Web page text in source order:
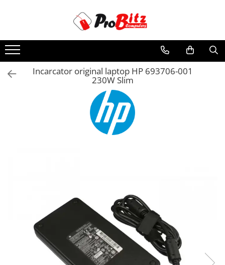
Laptopuri si accesorii
Laptopuri
Hard Disk-uri Refurbished
Accesorii Laptop
Docking stations
Genti Laptop
Incarcatoare laptop
Incarcator original laptop HP 693706-001
230W Slim